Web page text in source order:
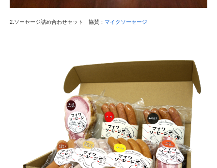
2.ソーセージ詰め合わせセット 協賛： マイクソーセージ